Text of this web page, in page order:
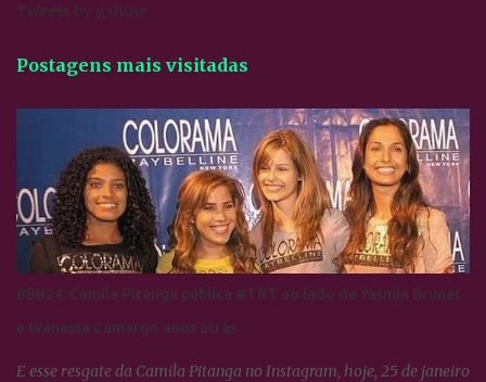
Tweets by gshow
Postagens mais visitadas
BBB24: Camila Pitanga publica #TBT ao lado de Yasmin Brunet
e Wanessa Camargo anos atrás
E esse resgate da Camila Pitanga no Instagram, hoje, 25 de janeiro